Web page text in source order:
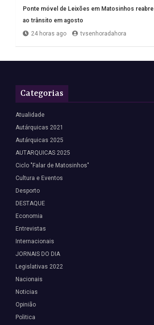
Ponte móvel de Leixões em Matosinhos reabre
ao trânsito em agosto
24 horas ago
tvsenhoradahora
Categorias
Atualidade
Autárquicas 2021
Autárquicas 2025
AUTARQUICAS 2025
Ciclo "Falar de Matosinhos"
Cultura e Eventos
Desporto
DESTAQUE
Economia
Entrevistas
Internacionais
JORNAIS DO DIA
Legislativas 2022
Nacionais
Noticias
Opinião
Politica